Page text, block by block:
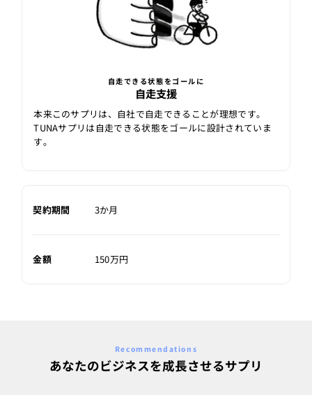
自走できる状態をゴールに
自走支援
本来このサプリは、自社で自走できることが理想です｡
TUNAサプリは自走できる状態をゴールに設計されていま
す｡
契約期間 3か月
金額 150万円
Recommendations
あなたのビジネスを成長させるサプリ